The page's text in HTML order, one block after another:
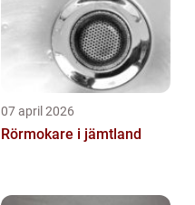
07 april 2026
Rörmokare i jämtland